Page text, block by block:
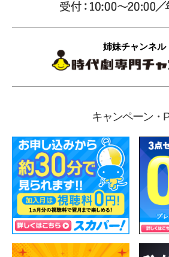
姉妹チャンネル
キャンペーン・